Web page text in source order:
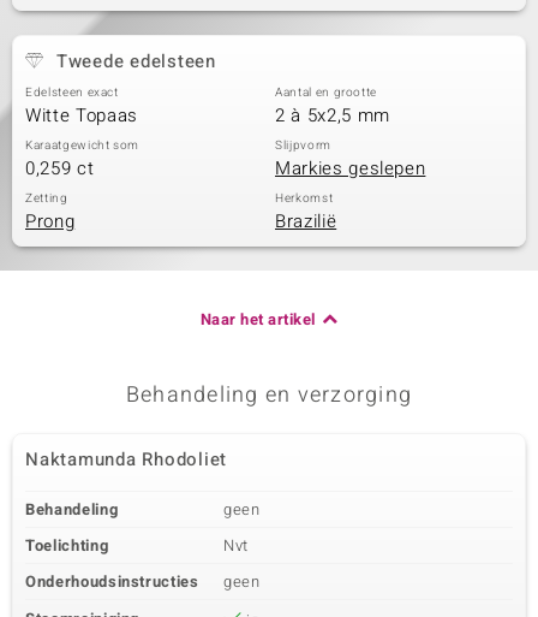
Tweede edelsteen
Edelsteen exact
Witte Topaas
Aantal en grootte
2 à 5x2,5 mm
Karaatgewicht som
0,259 ct
Slijpvorm
Markies geslepen
Zetting
Prong
Herkomst
Brazilië
Naar het artikel
Behandeling en verzorging
Naktamunda Rhodoliet
Behandeling
geen
Toelichting
Nvt
Onderhoudsinstructies
geen